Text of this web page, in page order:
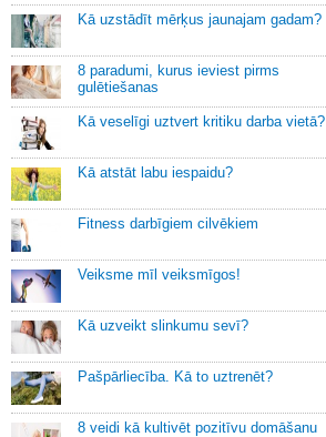
Kā uzstādīt mērķus jaunajam gadam?
8 paradumi, kurus ieviest pirms
gulētiešanas
Kā veselīgi uztvert kritiku darba vietā?
Kā atstāt labu iespaidu?
Fitness darbīgiem cilvēkiem
Veiksme mīl veiksmīgos!
Kā uzveikt slinkumu sevī?
Pašpārliecība. Kā to uztrenēt?
8 veidi kā kultivēt pozitīvu domāšanu